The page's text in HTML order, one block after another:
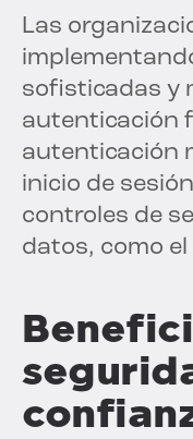
Las
sofisticadas y
autenticación
autenticación
inicio de
controles de
datos, como